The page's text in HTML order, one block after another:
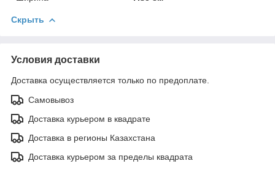
Скрыть
Условия доставки
Доставка осуществляется только по предоплате.
Самовывоз
Доставка курьером в квадрате
Доставка в регионы Казахстана
Доставка курьером за пределы квадрата